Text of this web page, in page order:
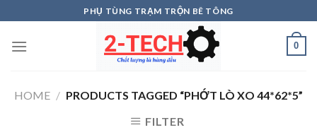
to
content
PHỤ TÙNG TRẠM TRỘN BÊ TÔNG
0
HOME / PRODUCTS TAGGED “PHỚT LÒ XO 44*62*5”
FILTER